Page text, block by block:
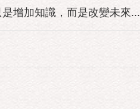
增加知識，而是改變未來...